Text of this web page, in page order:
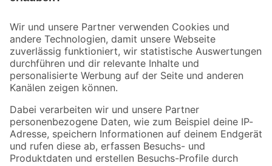
Der toom Newsletter: Keine Angebote und Aktionen mehr verpassen!
Zur Newsletter Anmeldung
Folge uns
Zahlungsarten Versandarten